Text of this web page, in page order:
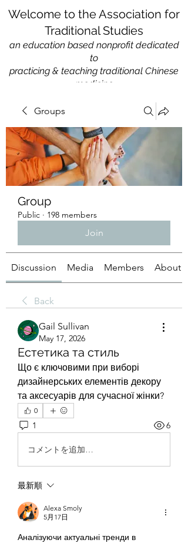
Welcome to the Association for
Traditional Studies
an education based nonprofit dedicated
to
practicing & teaching traditional Chinese
medicine
Groups
Group
Public · 198 members
Join
Discussion Media Members About
Back
Gail Sullivan
May 17, 2026
Естетика та стиль
Що є ключовими при виборі
дизайнерських елементів декору
та аксесуарів для сучасної жінки?
0
1 6
コメントを追加…
最新順
Alexa Smoly
5月17日
Аналізуючи актуальні тренди в